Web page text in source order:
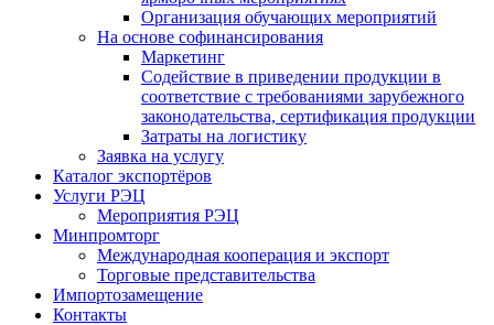
Организация обучающих мероприятий
На основе софинансирования
Маркетинг
Содействие в приведении продукции в
соответствие с требованиями зарубежного
законодательства, сертификация продукции
Затраты на логистику
Заявка на услугу
Каталог экспортёров
Услуги РЭЦ
Мероприятия РЭЦ
Минпромторг
Международная кооперация и экспорт
Торговые представительства
Импортозамещение
Контакты